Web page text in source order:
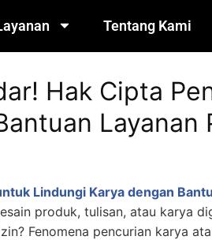
Tentang Kami
Hak Cipta
Layanan
Lindungi Karya dengan
produk, tulisan, atau karya
Fenomena pencurian karya